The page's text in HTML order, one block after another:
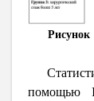
Рисунок
помощью